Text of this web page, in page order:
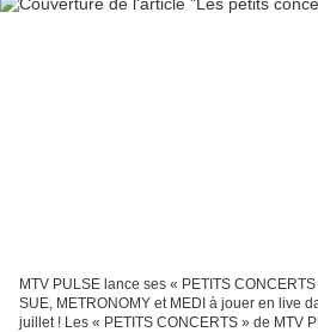
MTV PULSE lance ses « PETITS
SUE, METRONOMY et MEDI à jouer en live
juillet ! Les « PETITS CONCERTS » de MTV